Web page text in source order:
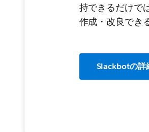
持できるだけで
作成・改良でき
Slackbotの詳